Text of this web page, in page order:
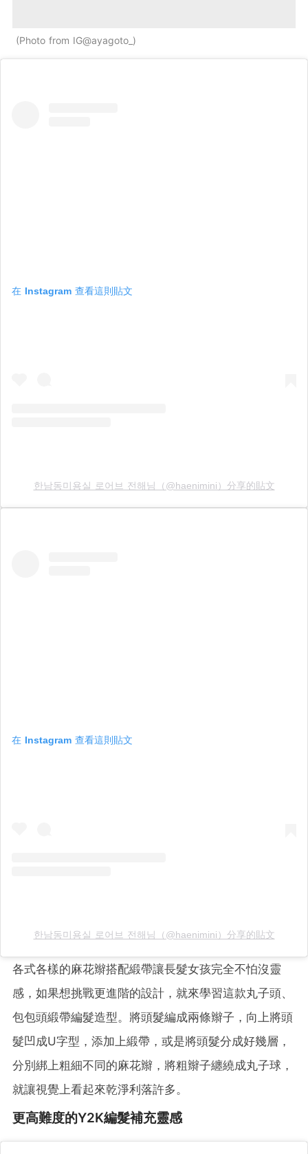
Photo from IG@ayagoto_
在 Instagram 查看這則貼文
한남동미용실 로어브 전해님（@haenimini）分享的貼文
在 Instagram 查看這則貼文
한남동미용실 로어브 전해님（@haenimini）分享的貼文
各式各樣的麻花辮搭配緞帶讓長髮女孩完全不怕沒靈
感，如果想挑戰更進階的設計，就來學習這款丸子頭、
包包頭緞帶編髮造型。將頭髮編成兩條辮子，向上將頭
髮凹成U字型，添加上緞帶，或是將頭髮分成好幾層，
分別綁上粗細不同的麻花辮，將粗辮子纏繞成丸子球，
就讓視覺上看起來乾淨利落許多。
更高難度的Y2K編髮補充靈感